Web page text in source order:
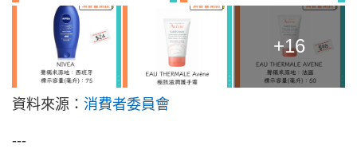
+16
資料來源： 消費者委員會
---